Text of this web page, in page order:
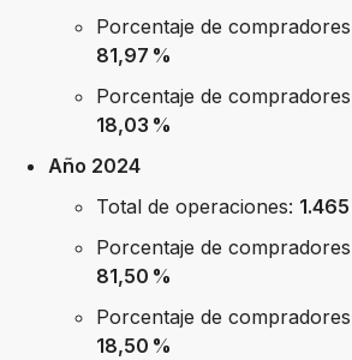
Porcentaje de
81,97 %
Porcentaje de
18,03 %
Año 2024
Total de operaciones: 1.465
Porcentaje de
81,50 %
Porcentaje de
18,50 %